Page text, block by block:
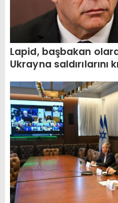
Lapid, başbakan
Ukrayna saldırılarını